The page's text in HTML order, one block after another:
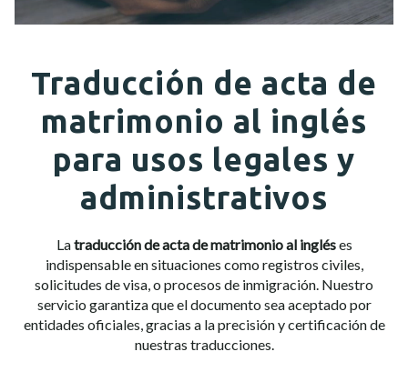
Traducción de acta de
matrimonio al inglés
para usos legales y
administrativos
Latraducción de acta de matrimonio al ingléses
indispensable en situaciones como registros civiles,
solicitudes de visa, o procesos de inmigración. Nuestro
servicio garantiza que el documento sea aceptado por
entidades oficiales, gracias a la precisión y certificación de
nuestras traducciones.